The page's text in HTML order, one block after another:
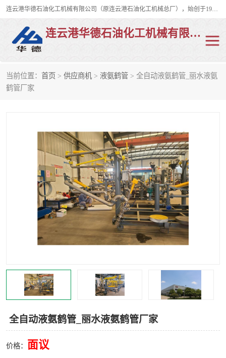
连云港华德石油化工机械有限公司（原连云港石油化工机械总厂），始创于1982年，是从事码头船用流体装卸臂、陆用流体装卸臂（鹤管）、活动梯、钢构平台、定量装车系统等全系列流体装卸设备的设计、制造、销售以及服务的专业供应商。
连云港华德石油化工机械有限公司
当前位置： 首页 > 供应商机 > 液氨鹤管 > 全自动液氨鹤管_丽水液氨
鹤管厂家
全自动液氨鹤管_丽水液氨鹤管厂家
价格： 面议
陆用流体装卸臂
LNG鹤管 活动梯
平台栈桥 卸车鹤管
装车鹤管 输油臂
紧急脱离干式接头 火车鹤管
汽车鹤管 顶部鹤管
浮动出油装置 鹤管